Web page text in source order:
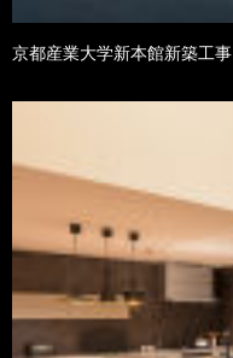
京都産業大学新本館新築工事